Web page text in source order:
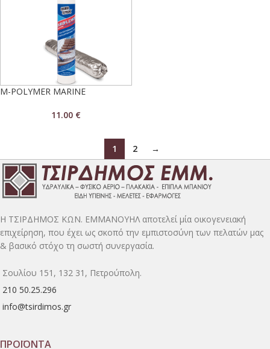
M-POLYMER MARINE
11.00 €
1 2 →
H ΤΣΙΡΔΗΜΟΣ ΚΩΝ. ΕΜΜΑΝΟΥΗΛ αποτελεί μία οικογενειακή
επιχείρηση, που έχει ως σκοπό την εμπιστοσύνη των πελατών μας
& βασικό στόχο τη σωστή συνεργασία.
Σουλίου 151, 132 31, Πετρούπολη.
210 50.25.296
info@tsirdimos.gr
ΠΡΟΪΟΝΤΑ